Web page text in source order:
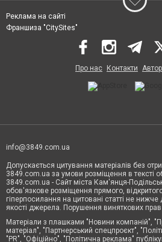
Реклама на сайті
Франшиза "CitySites"
Про нас Контакти
info@3849.com.ua
Допускається цитування матеріалів без
3849.com.ua за умови розміщення в тексті
3849.com.ua - Сайт міста Кам'янця-
обов'язкове розміщення прямого,
гіперпосилання на цитовані статті не нижче
якості джерела. Порушення виняткових
Матеріали з плашками "Новини компаній",
матеріал", "Партнерський спецпроєкт",
"PR", "Офіційно", "Політична реклама"